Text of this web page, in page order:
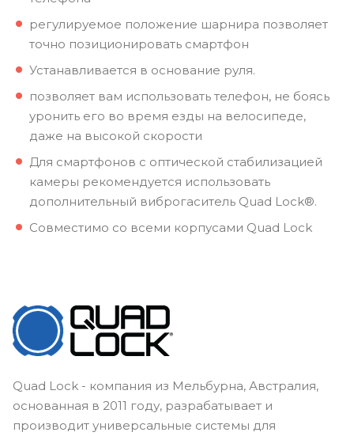
регулируемое положение шарнира позволяет
точно позиционировать смартфон
Устанавливается в основание руля.
позволяет вам использовать телефон, не боясь
уронить его во время езды на велосипеде,
даже на высокой скорости
Для смартфонов с оптической стабилизацией
камеры рекомендуется использовать
дополнительный виброгаситель Quad Lock®.
Совместимо со всеми корпусами Quad Lock
Quad Lock - компания из Мельбурна, Австралия,
основанная в 2011 году, разрабатывает и
производит универсальные системы для